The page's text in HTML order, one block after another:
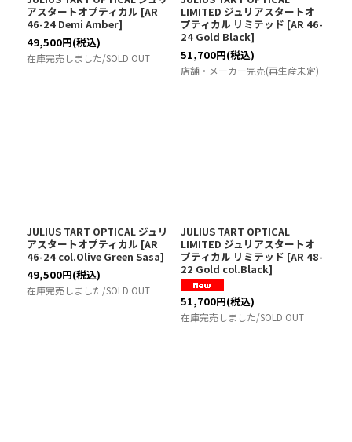
アスタートオプティカル [AR
46-24 Demi Amber]
49,500円(税込)
在庫完売しました/SOLD OUT
LIMITED ジュリアスタートオ
プティカル リミテッド [AR 46-
24 Gold Black]
51,700円(税込)
店舗・メーカー完売(再生産未定)
JULIUS TART OPTICAL ジュリ
アスタートオプティカル [AR
46-24 col.Olive Green Sasa]
49,500円(税込)
在庫完売しました/SOLD OUT
JULIUS TART OPTICAL
LIMITED ジュリアスタートオ
プティカル リミテッド [AR 48-
22 Gold col.Black]
51,700円(税込)
在庫完売しました/SOLD OUT